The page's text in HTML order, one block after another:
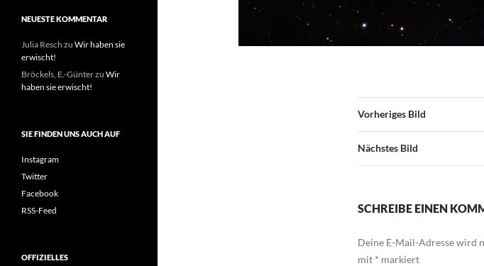
Vorheriges Bild
Nächstes Bild
SCHREIBE EINEN
Deine E-Mail-Adresse wird
mit * markiert
NEUESTE KOMMENTAR
Julia Resch zu Wir haben sie
erwischt!
Bröckels, E.-Günterzu Wir
haben sie erwischt!
SIE FINDEN UNS AUCH AUF
Instagram
Twitter
Facebook
RSS-Feed
OFFIZIELLES